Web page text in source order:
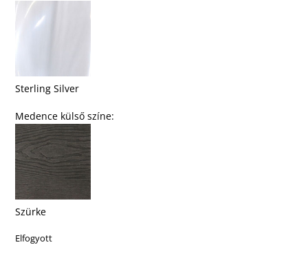
Sterling Silver
Medence külső színe:
Szürke
Elfogyott